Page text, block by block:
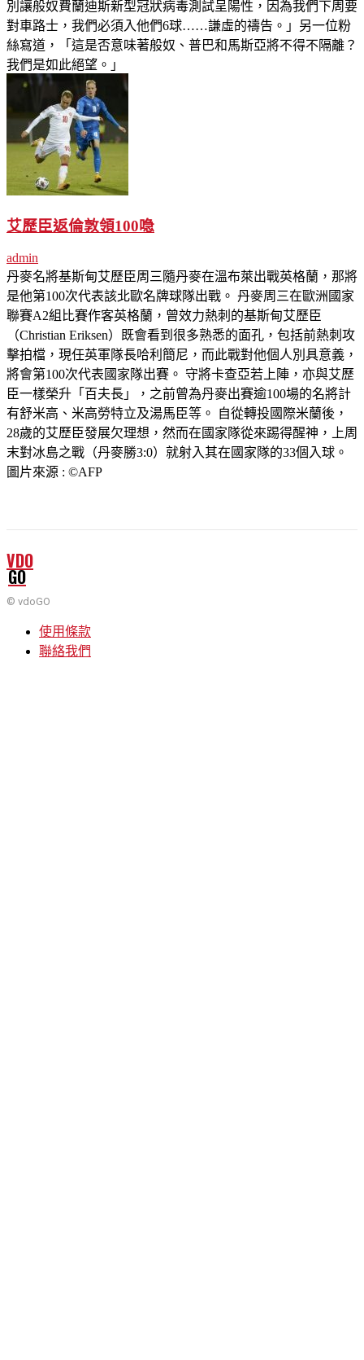
別讓般奴費蘭迪斯新型冠狀病毒測試呈陽性，因為我們下周要
對車路士，我們必須入他們6球……謙虛的禱告。」另一位粉
絲寫道，「這是否意味著般奴、普巴和馬斯亞將不得不隔離？
我們是如此絕望。」
艾歷臣返倫敦領100喼
admin
丹麥名將基斯甸艾歷臣周三隨丹麥在溫布萊出戰英格蘭，那將
是他第100次代表該北歐名牌球隊出戰。 丹麥周三在歐洲國家
聯賽A2組比賽作客英格蘭，曾效力熱刺的基斯甸艾歷臣
（Christian Eriksen）既會看到很多熟悉的面孔，包括前熱刺攻
擊拍檔，現任英軍隊長哈利簡尼，而此戰對他個人別具意義，
將會第100次代表國家隊出賽。 守將卡查亞若上陣，亦與艾歷
臣一樣榮升「百夫長」，之前曾為丹麥出賽逾100場的名將計
有舒米高、米高勞特立及湯馬臣等。 自從轉投國際米蘭後，
28歲的艾歷臣發展欠理想，然而在國家隊從來踢得醒神，上周
末對冰島之戰（丹麥勝3:0）就射入其在國家隊的33個入球。
圖片來源 : ©AFP
VDO
GO
© vdoGO
使用條款
聯絡我們